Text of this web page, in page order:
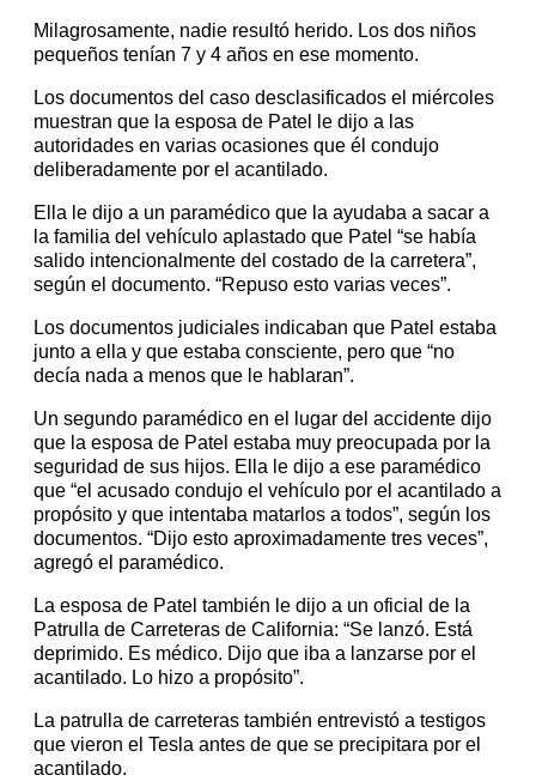
Milagrosamente, nadie resultó herido. Los dos niños
pequeños tenían 7 y 4 años en ese momento.
Los documentos del caso desclasificados el miércoles
muestran que la esposa de Patel le dijo a las
autoridades en varias ocasiones que él condujo
deliberadamente por el acantilado.
Ella le dijo a un paramédico que la ayudaba a sacar a
la familia del vehículo aplastado que Patel “se había
salido intencionalmente del costado de la carretera”,
según el documento. “Repuso esto varias veces”.
Los documentos judiciales indicaban que Patel estaba
junto a ella y que estaba consciente, pero que “no
decía nada a menos que le hablaran”.
Un segundo paramédico en el lugar del accidente dijo
que la esposa de Patel estaba muy preocupada por la
seguridad de sus hijos. Ella le dijo a ese paramédico
que “el acusado condujo el vehículo por el acantilado a
propósito y que intentaba matarlos a todos”, según los
documentos. “Dijo esto aproximadamente tres veces”,
agregó el paramédico.
La esposa de Patel también le dijo a un oficial de la
Patrulla de Carreteras de California: “Se lanzó. Está
deprimido. Es médico. Dijo que iba a lanzarse por el
acantilado. Lo hizo a propósito”.
La patrulla de carreteras también entrevistó a testigos
que vieron el Tesla antes de que se precipitara por el
acantilado.